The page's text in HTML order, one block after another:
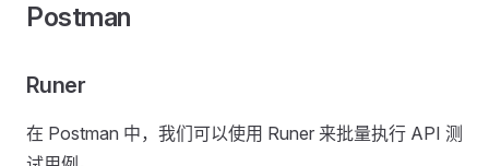
Postman
Runer
在 Postman 中，我们可以使用 Runer 来批量执行 API 测